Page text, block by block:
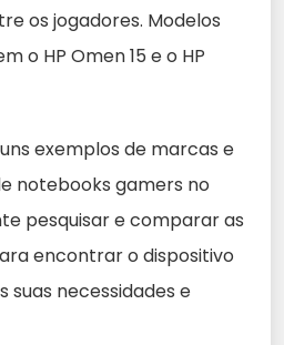
os jogadores. Modelos
o HP Omen 15 e o HP
exemplos de marcas e
notebooks gamers no
pesquisar e comparar as
encontrar o dispositivo
suas necessidades e